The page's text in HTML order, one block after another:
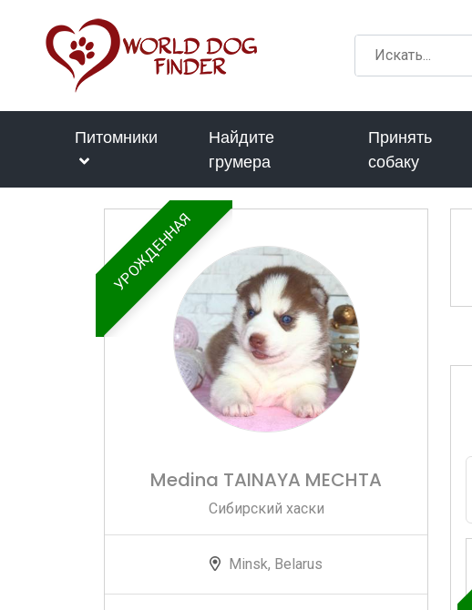
Питомники
Найдите
грумера
Принять
собаку
УРОЖДЕННАЯ
Medina TAINAYA MECHTA
Сибирский хаски
Minsk, Belarus